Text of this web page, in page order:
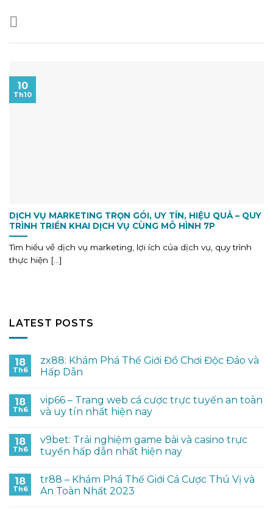
DỊCH VỤ MARKETING TRỌN GÓI, UY TÍN, HIỆU QUẢ – QUY
TRÌNH TRIỂN KHAI DỊCH VỤ CÙNG MÔ HÌNH 7P
Tìm hiểu về dịch vụ marketing, lợi ích của dịch vụ, quy trình
thực hiện [...]
10
Th10
LATEST POSTS
18
Th6
zx88: Khám Phá Thế Giới Đồ Chơi Độc Đáo và
Hấp Dẫn
18
Th6
vip66 – Trang web cá cược trực tuyến an toàn
và uy tín nhất hiện nay
18
Th6
v9bet: Trải nghiệm game bài và casino trực
tuyến hấp dẫn nhất hiện nay
18
Th6
tr88 – Khám Phá Thế Giới Cá Cược Thú Vị và
An Toàn Nhất 2023